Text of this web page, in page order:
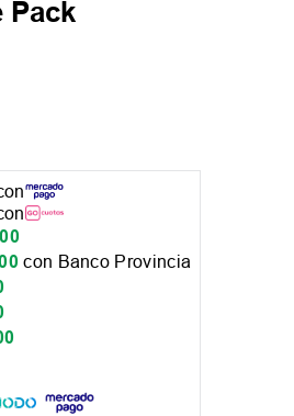
Pack
00
con Banco Provincia